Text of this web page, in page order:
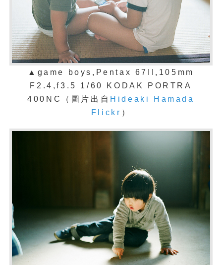
▲game boys,Pentax 67II,105mm
F2.4,f3.5 1/60 KODAK PORTRA
400NC
（圖片出自 Hideaki Hamada
Flickr ）